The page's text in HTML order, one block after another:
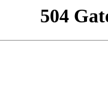
504